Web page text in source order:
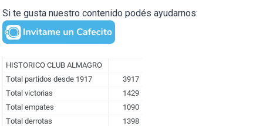
Si te gusta nuestro contenido podés ayudarnos: